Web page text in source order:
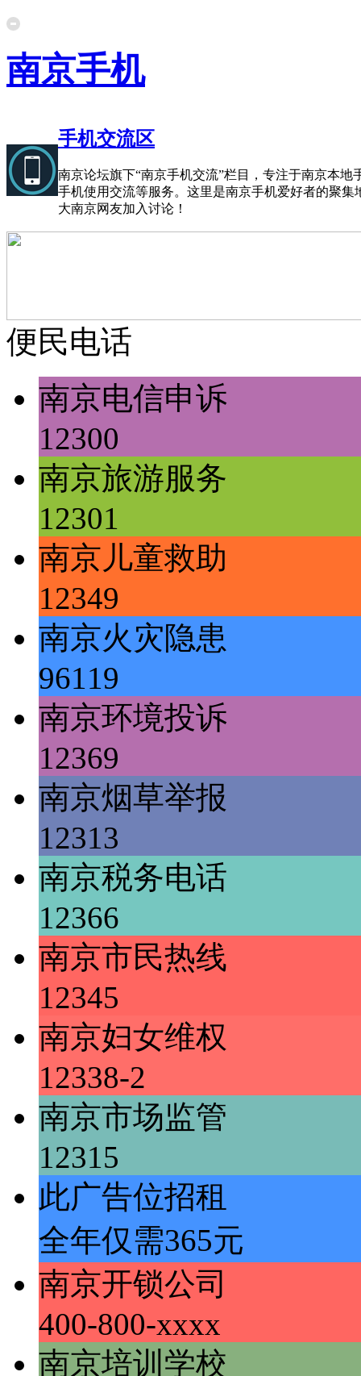
南京手机
手机交流区
南京论坛旗下“南京手机交流”栏目，专注于南京本
手机使用交流等服务。这里是南京手机爱好者的聚
大南京网友加入讨论！
便民电话
南京电信申诉
12300
南京旅游服务
12301
南京儿童救助
12349
南京火灾隐患
96119
南京环境投诉
12369
南京烟草举报
12313
南京税务电话
12366
南京市民热线
12345
南京妇女维权
12338-2
南京市场监管
12315
此广告位招租
全年仅需365元
南京开锁公司
400-800-xxxx
南京培训学校